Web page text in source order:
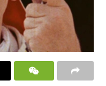
du secondaire et
carte d’identité
— un signal sans
l’État privilégie